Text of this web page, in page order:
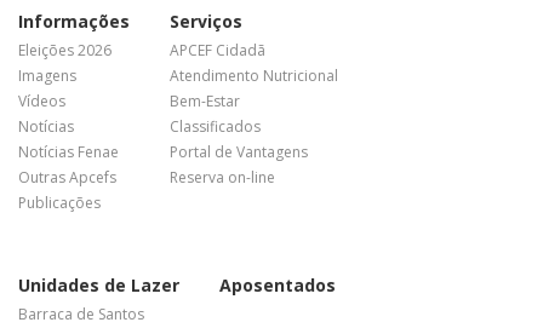
Informações
Eleições 2026
Imagens
Vídeos
Notícias
Notícias Fenae
Outras Apcefs
Publicações
Serviços
APCEF Cidadã
Atendimento Nutricional
Bem-Estar
Classificados
Portal de Vantagens
Reserva on-line
Unidades de Lazer
Barraca de Santos
Aposentados